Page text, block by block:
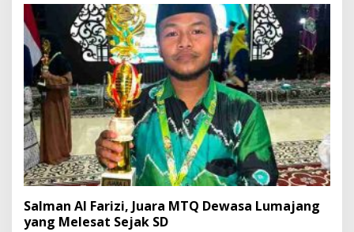
Salman Al Farizi, Juara MTQ Dewasa Lumajang
yang Melesat Sejak SD